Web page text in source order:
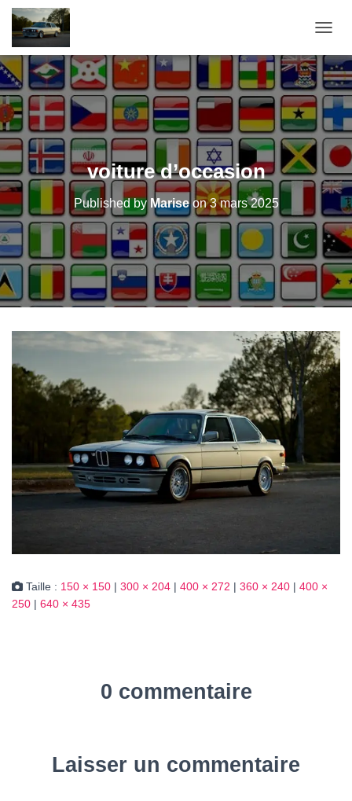
voiture d’occasion
Published by Mariseon3 mars 2025
Taille : 150 × 150 | 300 × 204 | 400 × 272 | 360 × 240 | 400 ×
250 | 640 × 435
0 commentaire
Laisser un commentaire